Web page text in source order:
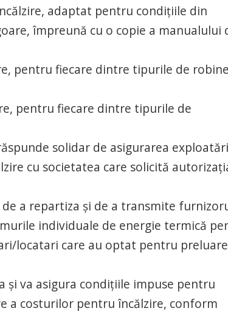
adaptat pentru condiţiile din
împreună cu o copie a manualului
pentru fiecare dintre tipurile de
pentru fiecare dintre tipurile de
solidar de asigurarea
cu societatea care solicită
a repartiza şi de a transmite
individuale de energie termică
locatari care au optat pentru
şi va asigura condiţiile impuse pentru
a costurilor pentru încălzire, conform